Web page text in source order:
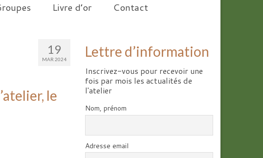
Livre d’or Contact
19
MAR 2024
le
Lettre d’information
Inscrivez-vous pour recevoir une
fois par mois les actualités de
l'atelier
Nom, prénom
Adresse email